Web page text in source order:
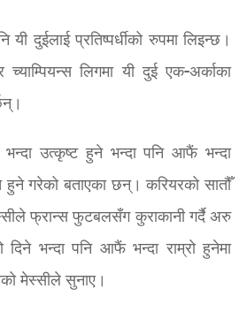
दुईलाई प्रतिष्पर्धीको रुपमा लिइन्छ।
च्याम्पियन्स लिगमा यी दुई एक-अर्काका
उत्कृष्ट हुने भन्दा पनि आफैं भन्दा
गरेको बताएका छन्। करियरको सातौँ
फ्रान्स फुटबलसँग कुराकानी गर्दै अरु
भन्दा पनि आफैं भन्दा राम्रो हुनेमा
मेस्सीले सुनाए।